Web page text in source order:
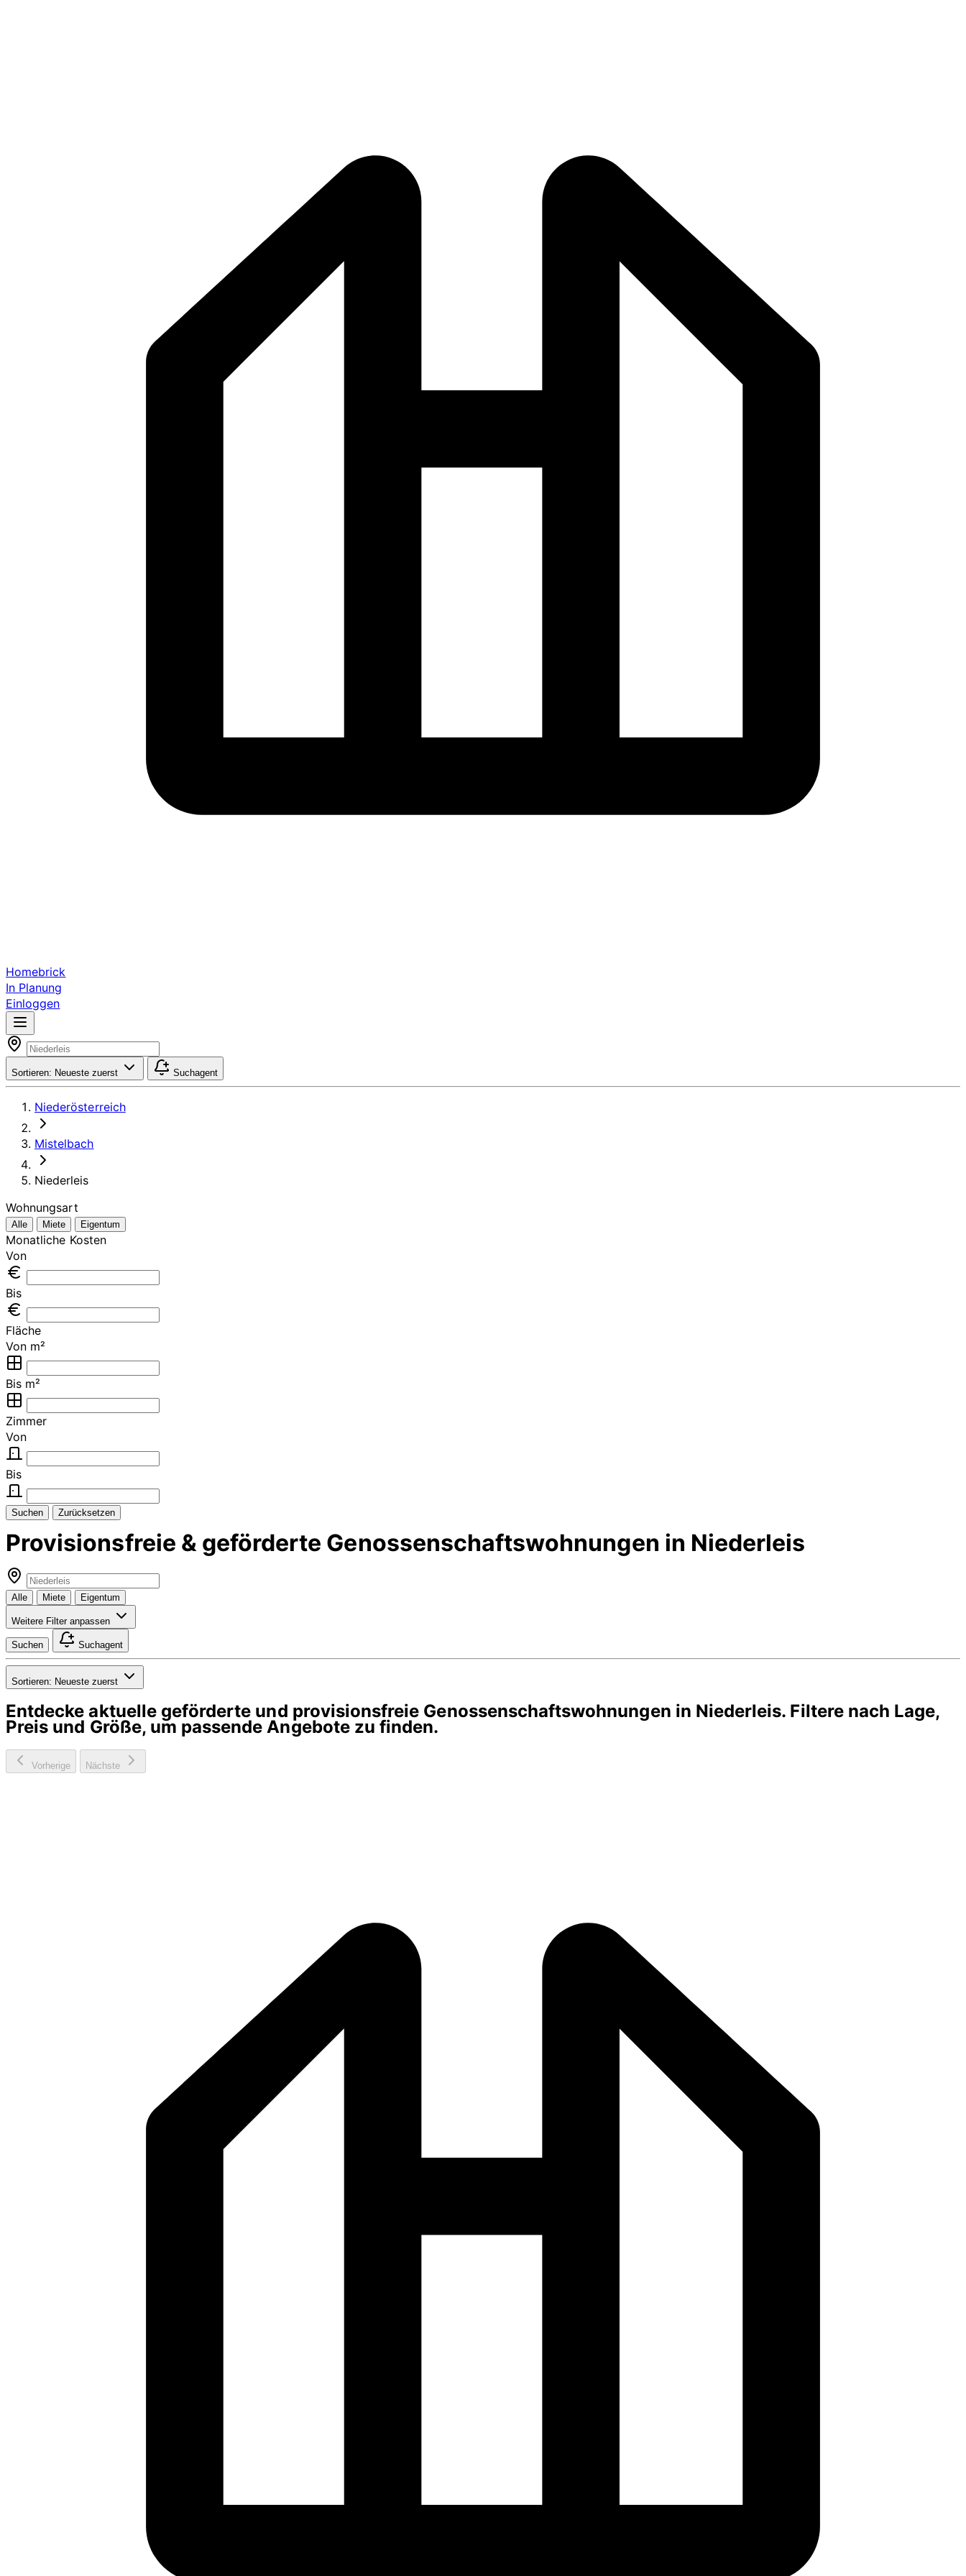
Homebrick
In Planung
Einloggen
Sortieren: Neueste zuerst Suchagent
Niederösterreich
Mistelbach
Niederleis
Wohnungsart
Alle Miete Eigentum
Monatliche Kosten
Von
Bis
Fläche
Von m²
Bis m²
Zimmer
Von
Bis
Suchen Zurücksetzen
Provisionsfreie & geförderte Genossenschaftswohnungen in Niederleis
Alle Miete Eigentum
Weitere Filter anpassen
Suchen Suchagent
Sortieren: Neueste zuerst
Entdecke aktuelle geförderte und provisionsfreie Genossenschaftswohnungen in Niederleis. Filtere nach Lage,
Preis und Größe, um passende Angebote zu finden.
Vorherige Nächste